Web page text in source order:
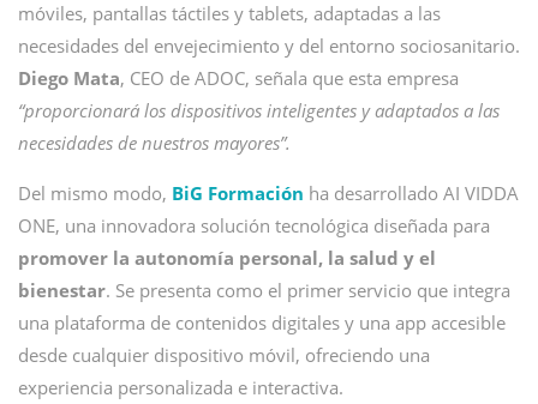
móviles, pantallas táctiles y tablets, adaptadas a las
necesidades del envejecimiento y del entorno sociosanitario.
Diego Mata, CEO de ADOC, señala que esta empresa
“proporcionará los dispositivos inteligentes y adaptados a las
necesidades de nuestros mayores”.
Del mismo modo, BiG Formación ha desarrollado AI VIDDA
ONE, una innovadora solución tecnológica diseñada para
promover la autonomía personal, la salud y el
bienestar. Se presenta como el primer servicio que integra
una plataforma de contenidos digitales y una app accesible
desde cualquier dispositivo móvil, ofreciendo una
experiencia personalizada e interactiva.